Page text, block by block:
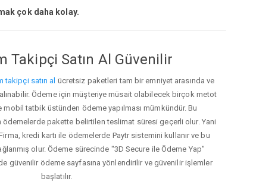
çok daha kolay.
Takipçi Satın Al Güvenilir
takipçi satın al ücretsiz paketleri tam bir emniyet arasında ve
Ödeme için müşteriye müsait olabilecek birçok metot
mobil tatbik üstünden ödeme yapılması mümkündür. Bu
pakette belirtilen teslimat süresi geçerli olur. Yani
kredi kartı ile ödemelerde Paytr sistemini kullanır ve bu
olur. Ödeme sürecinde "3D Secure ile Ödeme Yap"
güvenilir ödeme sayfasına yönlendirilir ve güvenilir işlemler
başlatılır.